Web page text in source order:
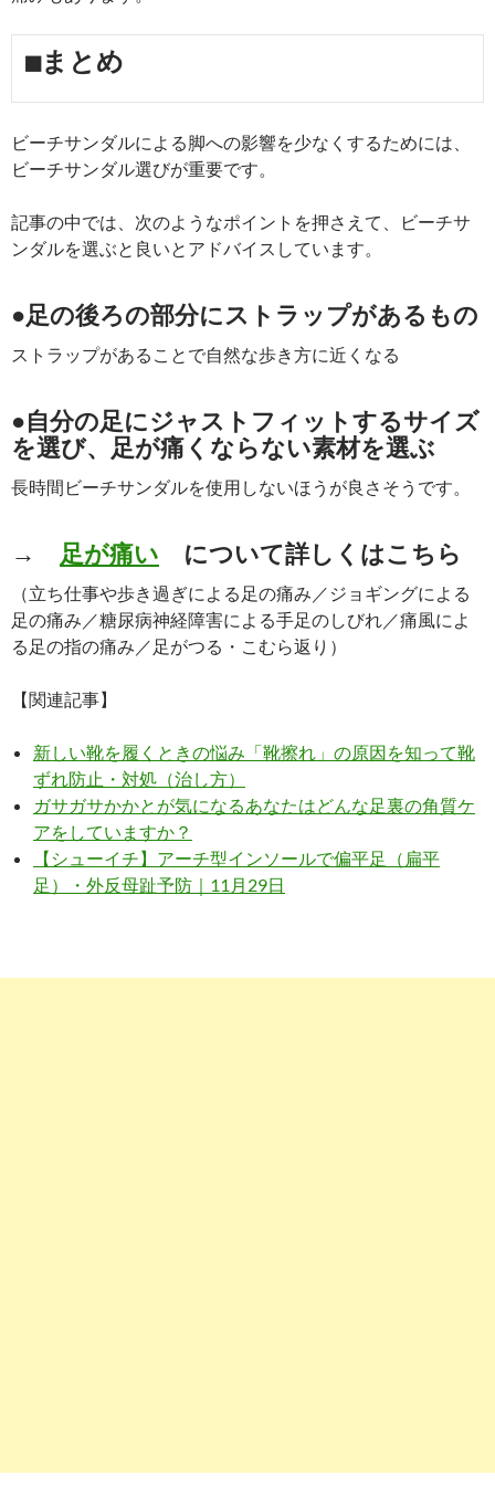
■まとめ
ビーチサンダルによる脚への影響を少なくするためには、
ビーチサンダル選びが重要です。
記事の中では、次のようなポイントを押さえて、ビーチサ
ンダルを選ぶと良いとアドバイスしています。
●足の後ろの部分にストラップがあるもの
ストラップがあることで自然な歩き方に近くなる
●自分の足にジャストフィットするサイズ
を選び、足が痛くならない素材を選ぶ
長時間ビーチサンダルを使用しないほうが良さそうです。
→ 足が痛い について詳しくはこちら
（立ち仕事や歩き過ぎによる足の痛み／ジョギングによる
足の痛み／糖尿病神経障害による手足のしびれ／痛風によ
る足の指の痛み／足がつる・こむら返り）
【関連記事】
新しい靴を履くときの悩み「靴擦れ」の原因を知って靴
ずれ防止・対処（治し方）
ガサガサかかとが気になるあなたはどんな足裏の角質ケ
アをしていますか？
【シューイチ】アーチ型インソールで偏平足（扁平
足）・外反母趾予防｜11月29日